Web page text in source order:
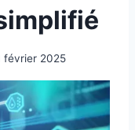
février 2025